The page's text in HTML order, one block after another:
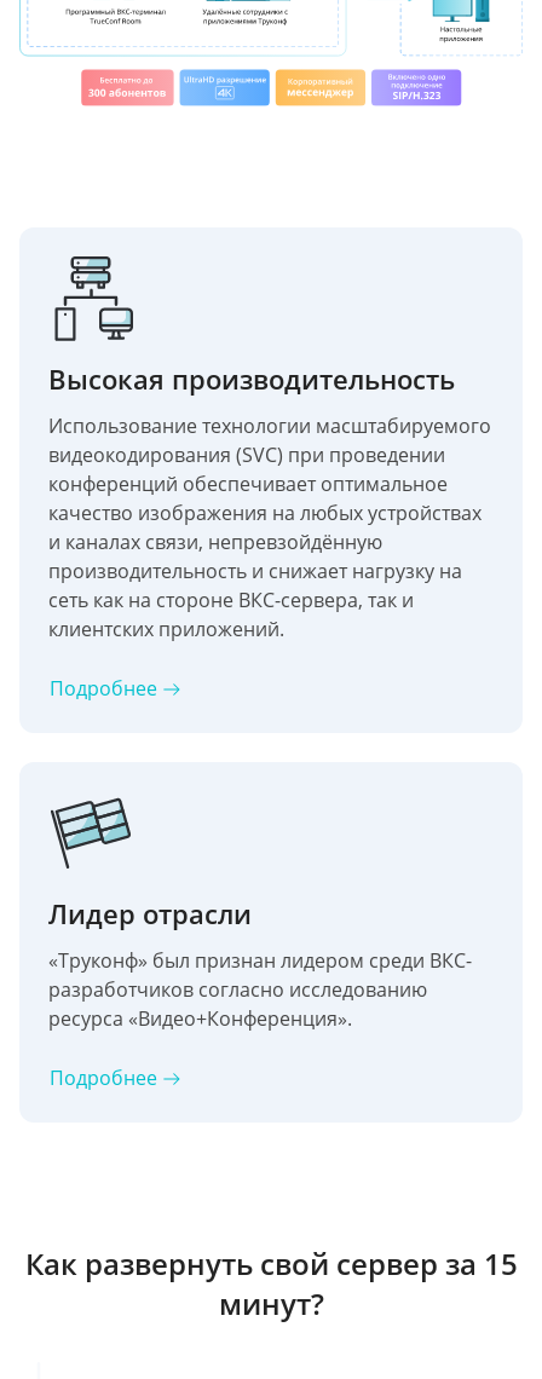
Высокая производительность
Использование технологии масштабируемого
видеокодирования (SVC) при проведении
конференций обеспечивает оптимальное
качество изображения на любых устройствах
и каналах связи, непревзойдённую
производительность и снижает нагрузку на
сеть как на стороне ВКС-сервера, так и
клиентских приложений.
Подробнее
Лидер отрасли
«Труконф» был признан лидером среди ВКС-
разработчиков согласно исследованию
ресурса «Видео+Конференция».
Подробнее
Как развернуть свой сервер за 15
минут?